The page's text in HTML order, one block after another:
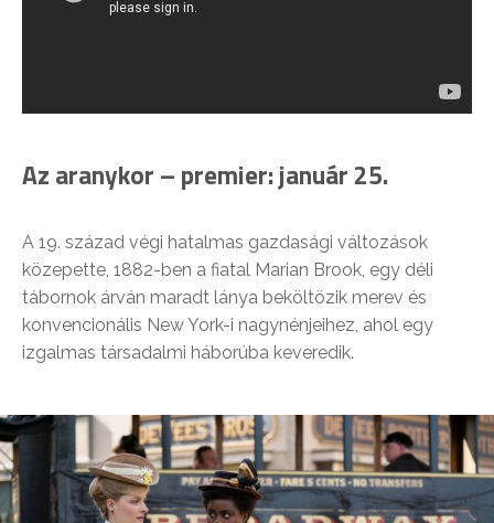
Az aranykor – premier: január 25.
A 19. század végi hatalmas gazdasági változások
közepette, 1882-ben a fiatal Marian Brook, egy déli
tábornok árván maradt lánya beköltözik merev és
konvencionális New York-i nagynénjeihez, ahol egy
izgalmas társadalmi háborúba keveredik.